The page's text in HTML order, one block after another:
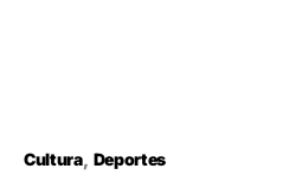
Cultura Deportes